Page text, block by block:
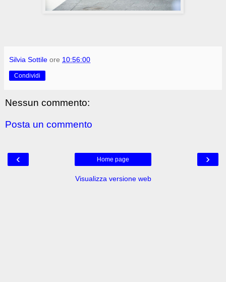
Silvia Sottile ore 10:56:00
Condividi
Nessun commento:
Posta un commento
‹ ›
Home page
Visualizza versione web